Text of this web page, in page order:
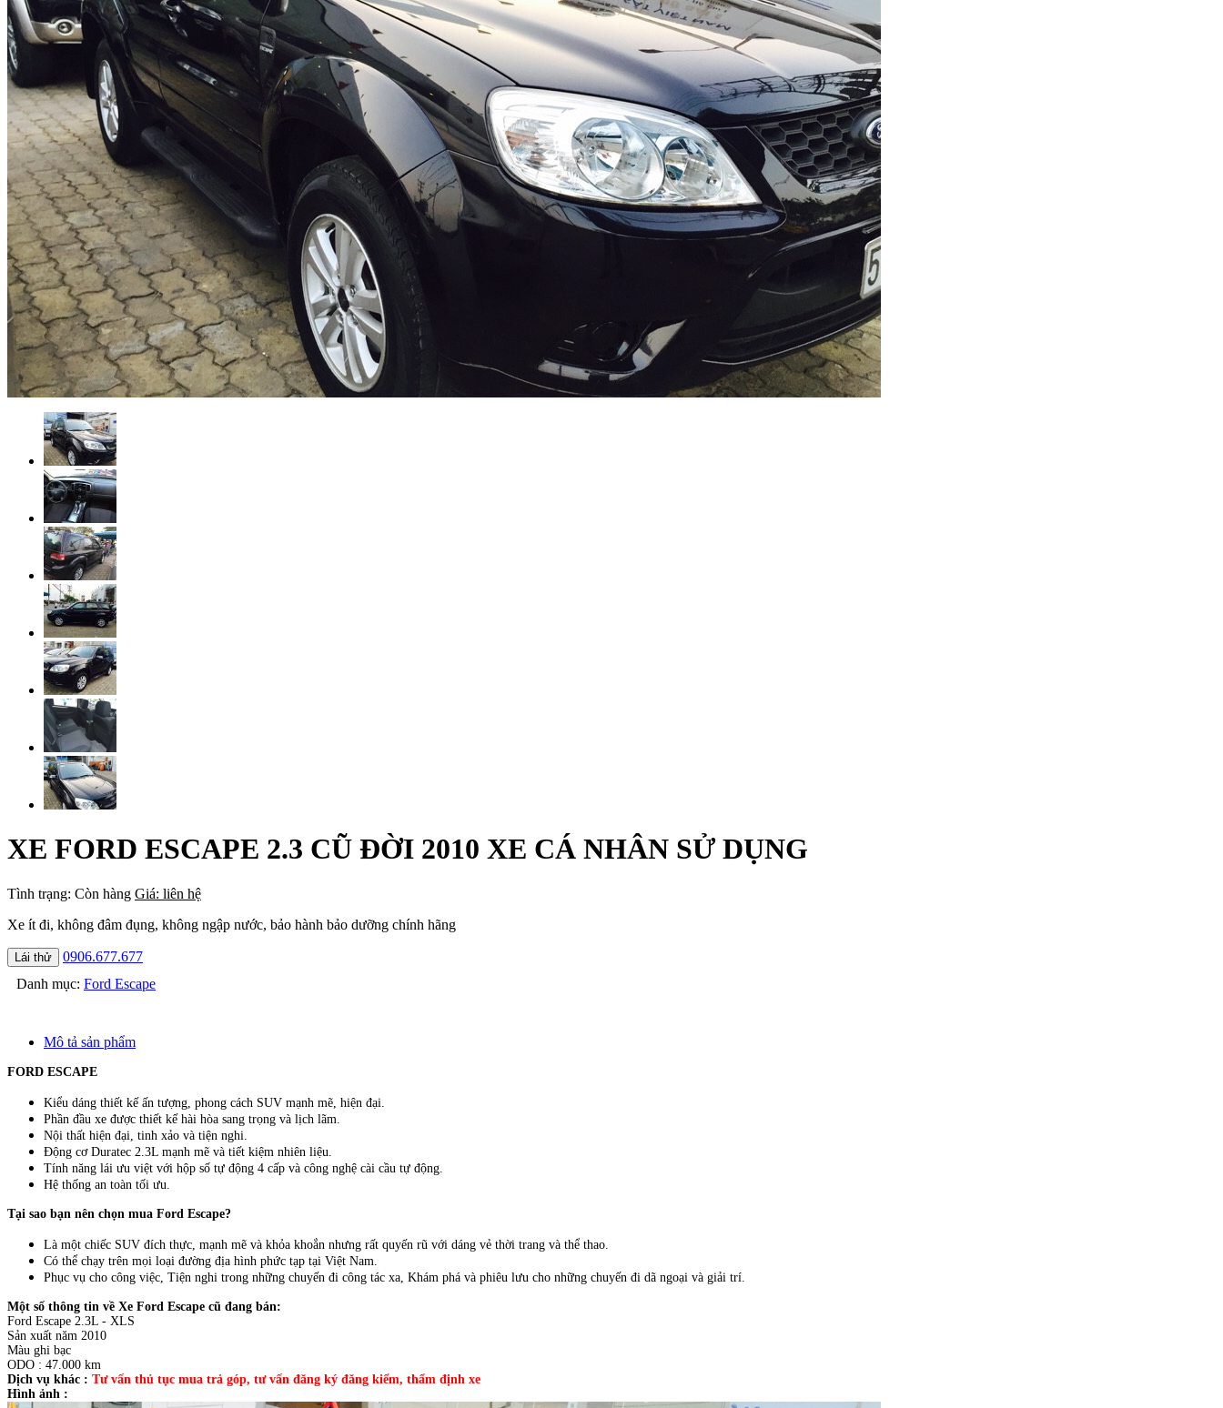
XE FORD ESCAPE 2.3 CŨ ĐỜI 2010 XE CÁ NHÂN SỬ DỤNG
Tình trạng: Còn hàng Giá: liên hệ
Xe ít đi, không đâm đụng, không ngập nước, bảo hành bảo dưỡng chính hãng
Lái thử
0906.677.677
Danh mục: Ford Escape
Mô tả sản phẩm
FORD ESCAPE
Kiểu dáng thiết kế ấn tượng, phong cách SUV mạnh mẽ, hiện đại.
Phần đầu xe được thiết kế hài hòa sang trọng và lịch lãm.
Nội thất hiện đại, tinh xảo và tiện nghi.
Động cơ Duratec 2.3L mạnh mẽ và tiết kiệm nhiên liệu.
Tính năng lái ưu việt với hộp số tự động 4 cấp và công nghệ cài cầu tự động.
Hệ thống an toàn tối ưu.
Tại sao bạn nên chọn mua Ford Escape?
Là một chiếc SUV đích thực, mạnh mẽ và khỏa khoắn nhưng rất quyến rũ với dáng vẻ thời trang và thể thao.
Có thể chạy trên mọi loại đường địa hình phức tạp tại Việt Nam.
Phục vụ cho công việc, Tiện nghi trong những chuyến đi công tác xa, Khám phá và phiêu lưu cho những chuyến đi dã ngoại và giải trí.
Một số thông tin về Xe Ford Escape cũ đang bán:
Ford Escape 2.3L - XLS
Sản xuất năm 2010
Màu ghi bạc
ODO : 47.000 km
Dịch vụ khác : Tư vấn thủ tục mua trả góp, tư vấn đăng ký đăng kiểm, thẩm định xe
Hình ảnh :